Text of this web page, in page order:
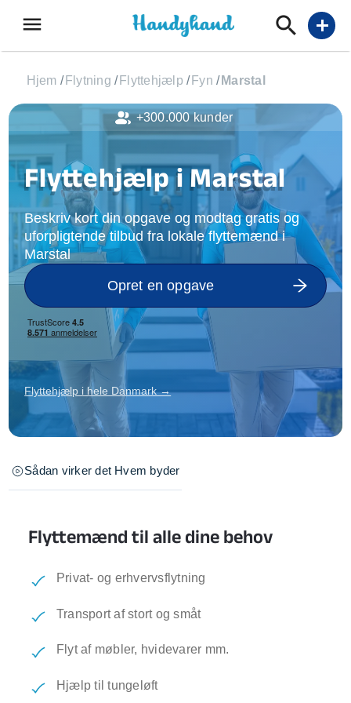
menu add
Hjem / Flytning / Flyttehjælp / Fyn / Marstal
Flyttehjælp i Marstal
Beskriv kort din opgave og modtag gratis og
uforpligtende tilbud fra lokale flyttemænd i
Marstal
Opret en opgave
Flyttehjælp i hele Danmark →
Sådan virker det Hvem byder
Flyttemænd til alle dine behov
Privat- og erhvervsflytning
Transport af stort og småt
Flyt af møbler, hvidevarer mm.
Hjælp til tungeløft
+300.000 kunder